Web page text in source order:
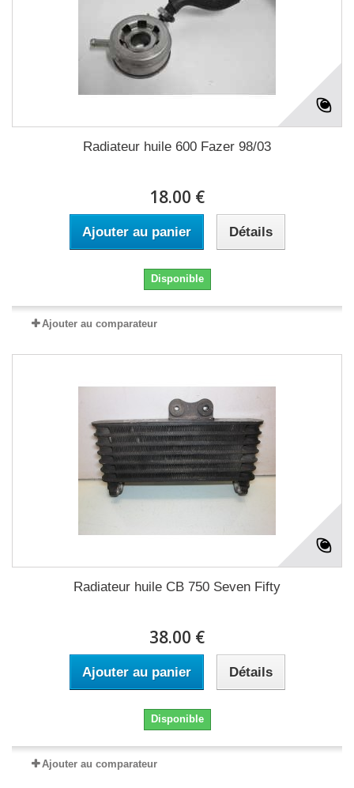
Radiateur huile 600 Fazer 98/03
18.00 €
Ajouter au panier Détails
Disponible
Ajouter au comparateur
Radiateur huile CB 750 Seven Fifty
38.00 €
Ajouter au panier Détails
Disponible
Ajouter au comparateur